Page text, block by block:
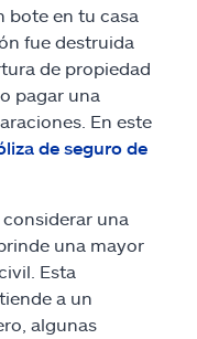
bote en tu casa
fue destruida
de propiedad
pagar una
En este
de seguro de
una
brinde una mayor
Esta
a un
algunas